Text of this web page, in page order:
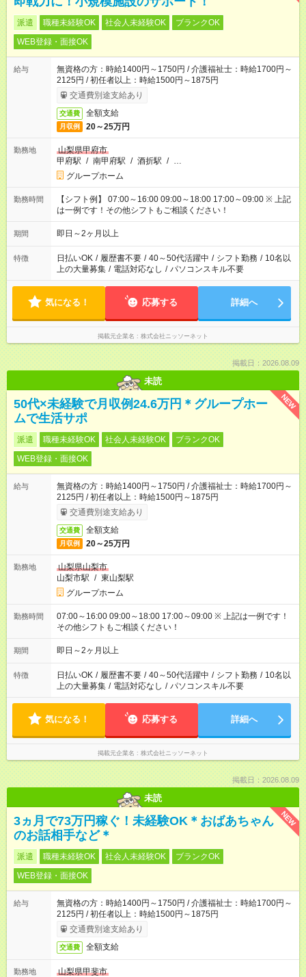
派遣 職種未経験OK 社会人未経験OK
ブランクOK
WEB登録・面接OK
給与
無資格の方：時給1400円～1750円 / 介護福祉士：時給1700円～
2125円 / 初任者以上：時給1500円～1875円
交通費別途支給あり
交通費 全額支給
月収例 20～25万円
勤務地
山梨県甲府市
甲府駅 / 南甲府駅 / 酒折駅 / …
グループホーム
勤務時間
【シフト例】 07:00～16:00 09:00～18:00 17:00～09:00 ※ 上記
は一例です！その他シフトもご相談ください！
期間 即日～2ヶ月以上
特徴 日払いOK / 履歴書不要 / 40～50代活躍中 / シフト勤務 / 10名以
上の大量募集 / 電話対応なし / パソコンスキル不要
気になる！ 応募する 詳細へ
掲載元企業名 株式会社ニッソーネット
掲載日：2026.08.09
未読
NEW
50代×未経験で月収例24.6万円＊グループホー
ムで生活サポ
派遣 職種未経験OK 社会人未経験OK
ブランクOK
WEB登録・面接OK
給与
無資格の方：時給1400円～1750円 / 介護福祉士：時給1700円～
2125円 / 初任者以上：時給1500円～1875円
交通費別途支給あり
交通費 全額支給
月収例 20～25万円
勤務地
山梨県山梨市
山梨市駅 / 東山梨駅
グループホーム
勤務時間
07:00～16:00 09:00～18:00 17:00～09:00 ※ 上記は一例です！
その他シフトもご相談ください！
期間 即日～2ヶ月以上
特徴 日払いOK / 履歴書不要 / 40～50代活躍中 / シフト勤務 / 10名以
上の大量募集 / 電話対応なし / パソコンスキル不要
気になる！ 応募する 詳細へ
掲載元企業名 株式会社ニッソーネット
掲載日：2026.08.09
未読
NEW
3ヵ月で73万円稼ぐ！未経験OK＊おばあちゃん
のお話相手など＊
派遣 職種未経験OK 社会人未経験OK
ブランクOK
WEB登録・面接OK
給与
無資格の方：時給1400円～1750円 / 介護福祉士：時給1700円～
2125円 / 初任者以上：時給1500円～1875円
交通費別途支給あり
交通費 全額支給
勤務地
山梨県甲斐市